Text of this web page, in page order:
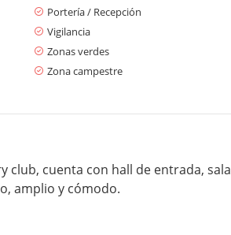
Portería / Recepción
Vigilancia
Zonas verdes
Zona campestre
cuenta con hall de entrada, sala
amplio y cómodo.